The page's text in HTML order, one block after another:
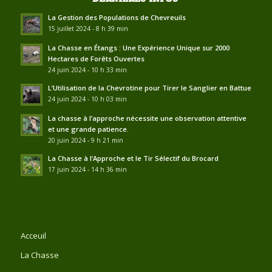
La Gestion des Populations de Chevreuils
15 juillet 2024 - 8 h 39 min
La Chasse en Étangs : Une Expérience Unique sur 2000
Hectares de Forêts Ouvertes
24 juin 2024 - 10 h 33 min
L’Utilisation de la Chevrotine pour Tirer le Sanglier en Battue
24 juin 2024 - 10 h 03 min
La chasse à l’approche nécessite une observation attentive
et une grande patience.
20 juin 2024 - 9 h 21 min
La Chasse à l’Approche et le Tir Sélectif du Brocard
17 juin 2024 - 14 h 36 min
Acceuil
La Chasse